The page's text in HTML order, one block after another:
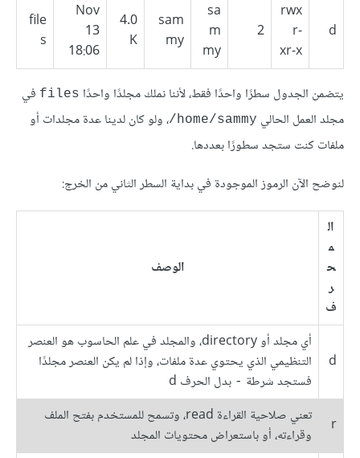
d
rwx
r-
xr-x
2
sa
m
my
sam
my
4.0
K
Nov
13
18:06
file
s
يتضمن الجدول سطرًا واحدًا فقط، لأننا نملك مجلدًا واحدًا files في
مجلد العمل الحالي home/sammy/
، ولو كان لدينا عدة مجلدات أو
ملفات كنت ستجد سطورًا بعددها.
لنوضح الآن الرموز الموجودة في بداية السطر الثاني من الخرج:
ال
م
ح
ر
ف
الوصف
d
أي مجلد أو directory، والمجلد في علم الحاسوب هو العنصر
التنظيمي الذي يحتوي عدة ملفات، وإذا لم يكن العنصر مجلدًا
فستجد شرطة - بدل الحرف d
r
تعني صلاحية القراءة read، وتسمح للمستخدم بفتح الملف
وقراءته، أو باستعراض محتويات المجلد